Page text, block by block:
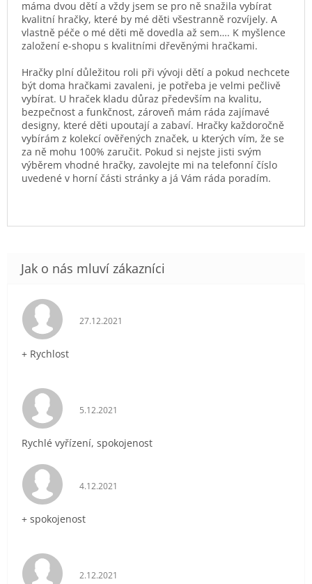
máma dvou dětí a vždy jsem se pro ně snažila vybírat
kvalitní hračky, které by mé děti všestranně rozvíjely. A
vlastně péče o mé děti mě dovedla až sem…. K myšlence
založení e-shopu s kvalitními dřevěnými hračkami.
Hračky plní důležitou roli při vývoji dětí a pokud nechcete
být doma hračkami zavaleni, je potřeba je velmi pečlivě
vybírat. U hraček kladu důraz především na kvalitu,
bezpečnost a funkčnost, zároveň mám ráda zajímavé
designy, které děti upoutají a zabaví. Hračky každoročně
vybírám z kolekcí ověřených značek, u kterých vím, že se
za ně mohu 100% zaručit. Pokud si nejste jisti svým
výběrem vhodné hračky, zavolejte mi na telefonní číslo
uvedené v horní části stránky a já Vám ráda poradím.
Hodnocení obchodu je 5 z 5 hvězdiček.
27.12.2021
+ Rychlost
Hodnocení obchodu je 5 z 5 hvězdiček.
5.12.2021
Rychlé vyřízení, spokojenost
Hodnocení obchodu je 5 z 5 hvězdiček.
4.12.2021
+ spokojenost
Hodnocení obchodu je 5 z 5 hvězdiček.
2.12.2021